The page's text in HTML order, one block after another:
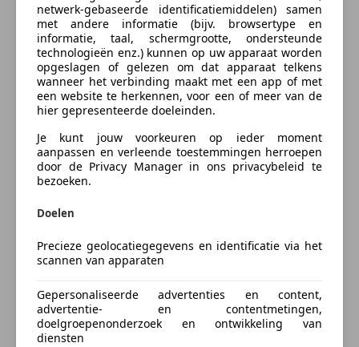
Energieverbruik
Brandstof
CO2-emissie
0 g/km (gem.)
Opties
Comfort en gemak
meer
netwerk-gebaseerde identificatiemiddelen) samen
met andere informatie (bijv. browsertype en
informatie, taal, schermgrootte, ondersteunde
technologieën enz.) kunnen op uw apparaat worden
opgeslagen of gelezen om dat apparaat telkens
wanneer het verbinding maakt met een app of met
een website te herkennen, voor een of meer van de
hier gepresenteerde doeleinden.
Je kunt jouw voorkeuren op ieder moment
aanpassen en verleende toestemmingen herroepen
door de Privacy Manager in ons privacybeleid te
bezoeken.
Doelen
Precieze geolocatiegegevens en identificatie via het
scannen van apparaten
Gepersonaliseerde advertenties en content,
advertentie- en contentmetingen,
doelgroepenonderzoek en ontwikkeling van
diensten